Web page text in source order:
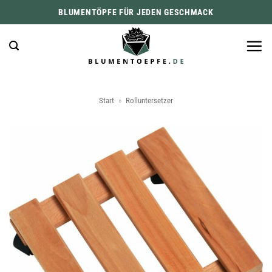
Inhalt
springen
BLUMENTÖPFE FÜR JEDEN GESCHMACK
Start » Rolluntersetzer